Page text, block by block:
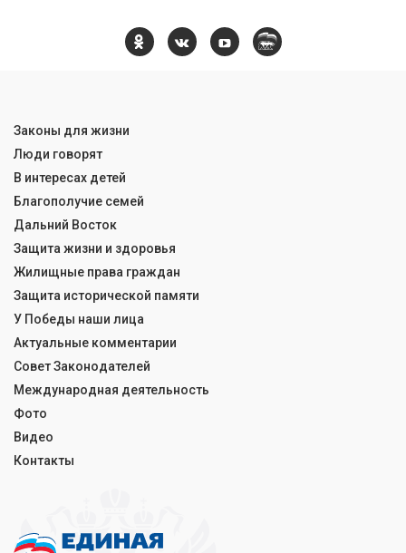
Законы для жизни
Люди говорят
В интересах детей
Благополучие семей
Дальний Восток
Защита жизни и здоровья
Жилищные права граждан
Защита исторической памяти
У Победы наши лица
Актуальные комментарии
Совет Законодателей
Международная деятельность
Фото
Видео
Контакты